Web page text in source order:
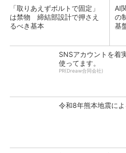
「取りあえずボルトで固定」
は禁物 締結部設計で押さえ
るべき基本
AI
の
基
SNSアカウントを着
使ってます。
PR(Dreaw合同会社)
令和8年熊本地震に